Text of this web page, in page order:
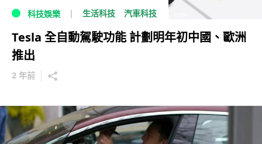
科技娛樂 生活科技 汽車科技
Tesla 全自動駕駛功能 計劃明年初中國、歐洲
推出
2 年前